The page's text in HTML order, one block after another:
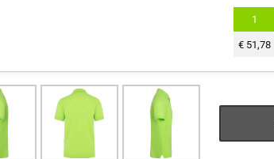
1
€ 51,78